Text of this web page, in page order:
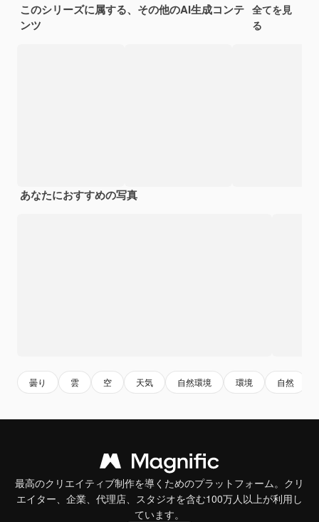
このシリーズに属する、その他のAI生成コンテ
ンツ
全てを見
る
あなたにおすすめの写真
曇り 雲 空 天気 自然環境 環境 自然
最高のクリエイティブ制作を導くためのプラットフォーム。クリ
エイター、企業、代理店、スタジオを含む100万人以上が利用し
ています。